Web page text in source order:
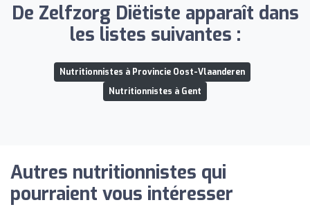
De Zelfzorg Diëtiste apparaît dans
les listes suivantes :
Nutritionnistes à Provincie Oost-Vlaanderen
Nutritionnistes à Gent
Autres nutritionnistes qui
pourraient vous intéresser